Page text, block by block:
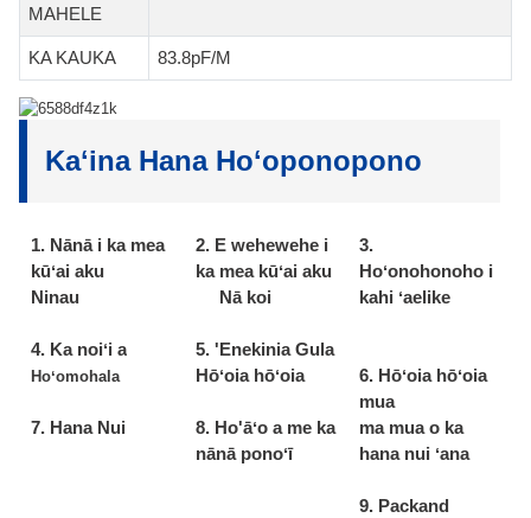
MAHELE
KA KAUKA 83.8pF/M
Kaʻina Hana Hoʻoponopono
1. Nānā i ka mea
kūʻai aku
Ninau
4. Ka noiʻi a
Hoʻomohala
7. Hana Nui
2. E wehewehe i
ka mea kūʻai aku
Nā koi
5. 'Enekinia Gula
Hōʻoia hōʻoia
8. Ho'āʻo a me ka
nānā ponoʻī
3.
Hoʻonohonoho i
kahi ʻaelike
6. Hōʻoia hōʻoia
mua
ma mua o ka
hana nui ʻana
9. Packand